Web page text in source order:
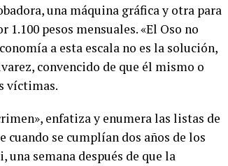
una máquina gráfica y otra para
pesos mensuales. «El Oso no
a esta escala no es la solución,
convencido de que él mismo o
víctimas.
enfatiza y enumera las listas de
cuando se cumplían dos años de los
semana después de que la